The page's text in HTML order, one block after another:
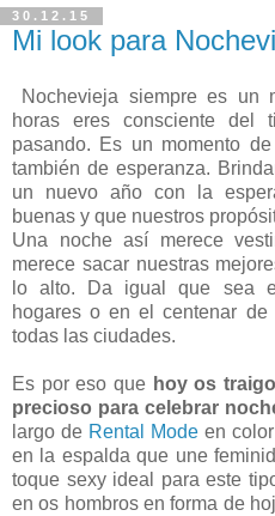
30.12.15
Mi look para
Nochevieja siempre es un
horas eres consciente del
pasando. Es un momento
también de esperanza.
un nuevo año con la
buenas y que nuestros
Una noche así merece
merece sacar nuestras
lo alto. Da igual que sea
hogares o en el centenar
todas las ciudades.
Es por eso que hoy os
precioso para celebrar
largo deRental Modeen color
en la espalda que une
toque sexy ideal para este
en os hombros en forma de